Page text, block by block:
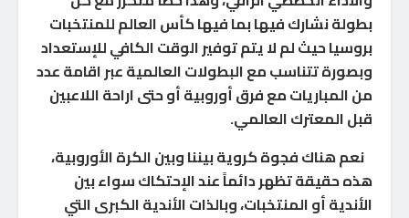
بطولة نشارك فيها بما فيها كأس العالم للمنتخبات
بروسيا حيث لم لا يتم توفير الوقت الكافي للإستعداد
وبصورة تتناسب مع البطولات العالمية عبر اقامة عدد
من المباريات مع فرق أوروبية أو حتى اراحة اللاعبين
قبل المعترك العالمي.
نعم هناك فجوة كروية بيننا وبين الكرة الأوروبية،
هذه حقيقة تظهر دائماً عند الإحتكاك سواء بين
الأندية أو المنتخبات، وبالذات الأندية الكبرى التي